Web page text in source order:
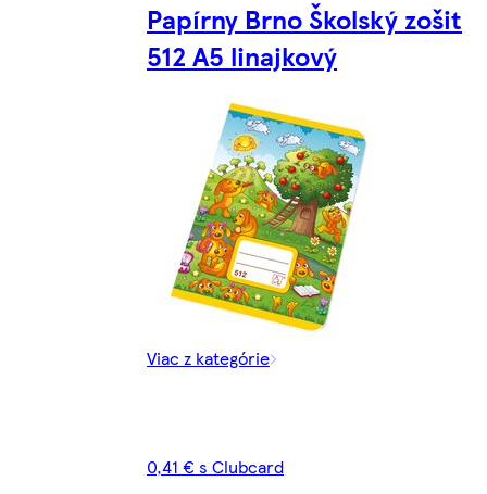
Papírny Brno Školský zošit
512 A5 linajkový
Viac z kategórie
0,41 € s Clubcard